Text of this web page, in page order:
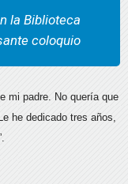
la Biblioteca
coloquio
mi padre. No quería que
he dedicado tres años,